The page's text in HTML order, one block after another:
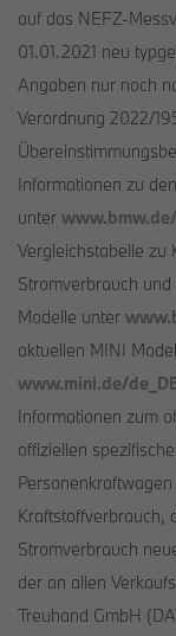
auf das NEFZ-
01.01.2021 neu
Angaben nur noch
Verordnung 2022/
Informationen zu
unter
Vergleichstabelle zu
Stromverbrauch
Modelle unter
aktuellen MINI
www.mini.de/
Informationen zum
offiziellen
Kraftstoffverbrauch,
Stromverbrauch
der an allen
Treuhand GmbH